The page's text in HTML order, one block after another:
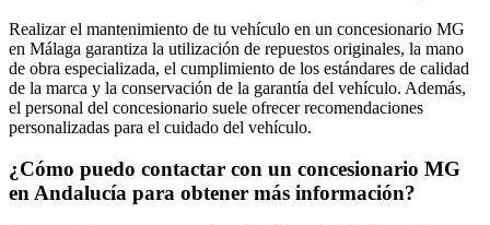
Realizar el mantenimiento de tu vehículo en un concesionario MG
en Málaga garantiza la utilización de repuestos originales, la mano
de obra especializada, el cumplimiento de los estándares de calidad
de la marca y la conservación de la garantía del vehículo. Además,
el personal del concesionario suele ofrecer recomendaciones
personalizadas para el cuidado del vehículo.
¿Cómo puedo contactar con un concesionario MG
en Andalucía para obtener más información?